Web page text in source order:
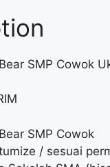
SMP Cowok
SMP Cowok
/ sesuai